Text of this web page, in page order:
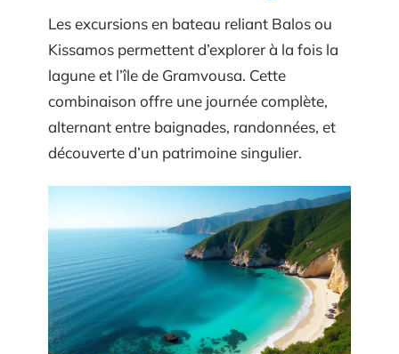
Les excursions en bateau reliant Balos ou
Kissamos permettent d’explorer à la fois la
lagune et l’île de Gramvousa. Cette
combinaison offre une journée complète,
alternant entre baignades, randonnées, et
découverte d’un patrimoine singulier.